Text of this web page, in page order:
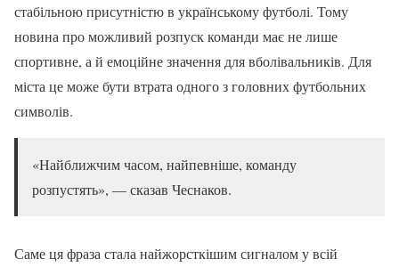
стабільною присутністю в українському футболі. Тому
новина про можливий розпуск команди має не лише
спортивне, а й емоційне значення для вболівальників. Для
міста це може бути втрата одного з головних футбольних
символів.
«Найближчим часом, найпевніше, команду
розпустять», — сказав Чеснаков.
Саме ця фраза стала найжорсткішим сигналом у всій